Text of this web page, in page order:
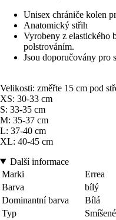
Unisex chrániče kolen
Anatomický střih
Vyrobeny z elastického
polstrováním.
Jsou doporučovány pro
Velikosti: změřte 15 cm pod
XS: 30-33 cm
S: 33-35 cm
M: 35-37 cm
L: 37-40 cm
XL: 40-45 cm
Další informace
Marki
Errea
Barva
bílý
Dominantní barva
Bílá
Typ
Smíšené